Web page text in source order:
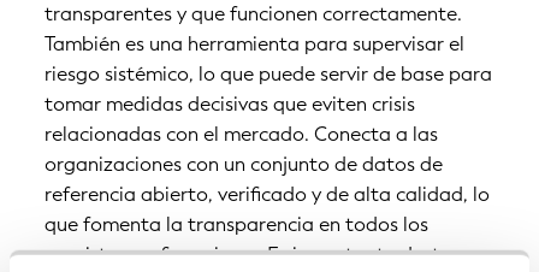
transparentes y que funcionen correctamente.
También es una herramienta para supervisar el
riesgo sistémico, lo que puede servir de base para
tomar medidas decisivas que eviten crisis
relacionadas con el mercado. Conecta a las
organizaciones con un conjunto de datos de
referencia abierto, verificado y de alta calidad, lo
que fomenta la transparencia en todos los
ecosistemas financieros. Es importante destacar